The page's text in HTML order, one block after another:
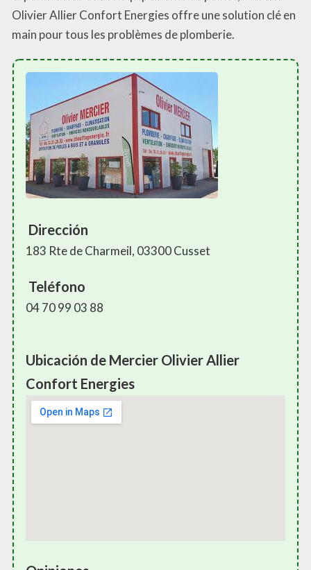
Olivier Allier Confort Energies offre une solution clé en
main pour tous les problèmes de plomberie.
Dirección
183 Rte de Charmeil, 03300 Cusset
Teléfono
04 70 99 03 88
Ubicación de Mercier Olivier Allier
Confort Energies